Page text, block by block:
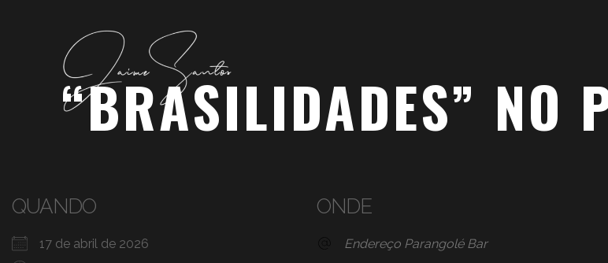
“BRASILIDADES” NO
QUANDO
17 de abril de 2026
ONDE
Endereço Parangolé Bar